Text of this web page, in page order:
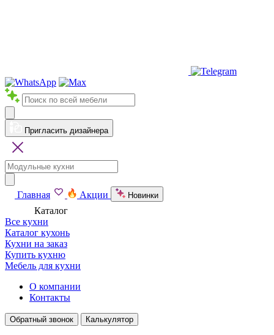
Пригласить дизайнера
Главная Акции Новинки
Каталог
Все кухни
Каталог кухонь
Кухни на заказ
Купить кухню
Мебель для кухни
О компании
Контакты
Обратный звонок Калькулятор